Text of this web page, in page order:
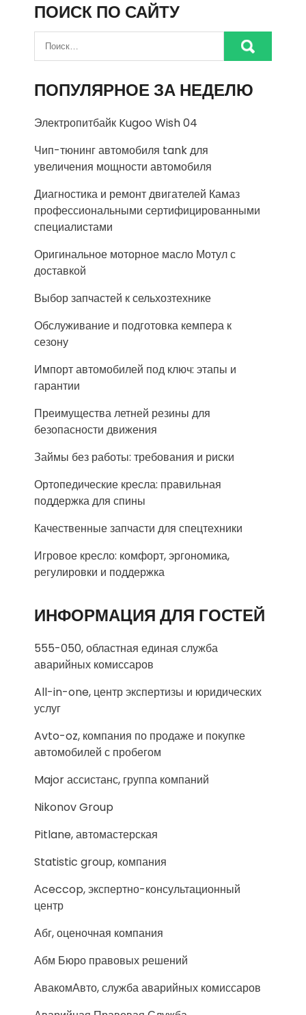
ПОИСК ПО САЙТУ
ПОПУЛЯРНОЕ ЗА НЕДЕЛЮ
Электропитбайк Kugoo Wish 04
Чип-тюнинг автомобиля tank для
увеличения мощности автомобиля
Диагностика и ремонт двигателей Камаз
профессиональными сертифицированными
специалистами
Оригинальное моторное масло Мотул с
доставкой
Выбор запчастей к сельхозтехнике
Обслуживание и подготовка кемпера к
сезону
Импорт автомобилей под ключ: этапы и
гарантии
Преимущества летней резины для
безопасности движения
Займы без работы: требования и риски
Ортопедические кресла: правильная
поддержка для спины
Качественные запчасти для спецтехники
Игровое кресло: комфорт, эргономика,
регулировки и поддержка
ИНФОРМАЦИЯ ДЛЯ ГОСТЕЙ
555-050, областная единая служба
аварийных комиссаров
All-in-one, центр экспертизы и юридических
услуг
Avto-oz, компания по продаже и покупке
автомобилей с пробегом
Major ассистанс, группа компаний
Nikonov Group
Pitlane, автомастерская
Statistic group, компания
Аceccop, экспертно-консультационный
центр
Абг, оценочная компания
Абм Бюро правовых решений
АвакомАвто, служба аварийных комиссаров